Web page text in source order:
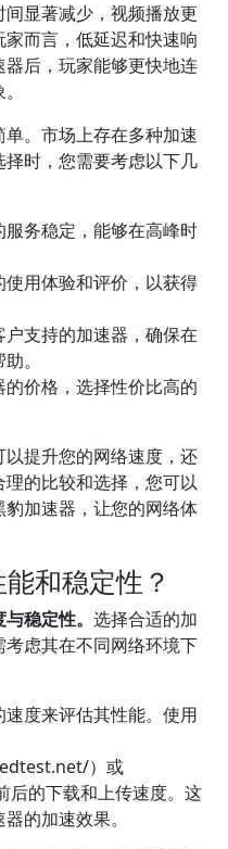
显著减少，视频播放更
而言，低延迟和快速响
后，玩家能够更快地连
。市场上存在多种加速
时，您需要考虑以下几
务稳定，能够在高峰时
用体验和评价，以获得
支持的加速器，确保在
。
的价格，选择性价比高的
提升您的网络速度，还
的比较和选择，您可以
加速器，让您的网络体
和稳定性？
稳定性。 选择合适的加
虑其在不同网络环境下
度来评估其性能。使用
）或
后的下载和上传速度。这
的加速效果。